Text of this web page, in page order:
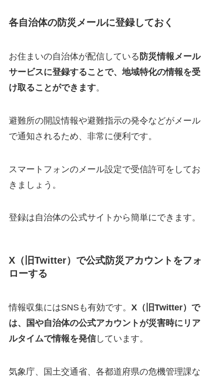
各自治体の防災メールに登録しておく
お住まいの自治体が配信している 防災情報メール
サービスに登録することで、地域特化の情報を受
け取ることができます。
避難所の開設情報や避難指示の発令などがメール
で通知されるため、非常に便利です。
スマートフォンのメール設定で受信許可をしてお
きましょう。
登録は自治体の公式サイトから簡単にできます。
X（旧Twitter）で公式防災アカウントをフォ
ローする
情報収集にはSNSも有効です。 X（旧Twitter）で
は、国や自治体の公式アカウントが災害時にリア
ルタイムで情報を発信しています。
気象庁、国土交通省、各都道府県の危機管理課な